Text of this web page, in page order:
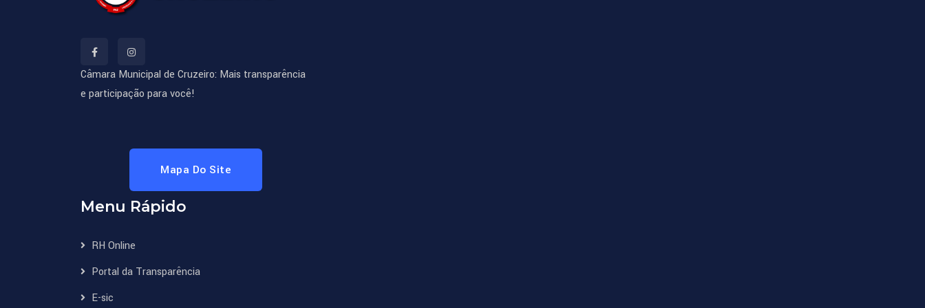
Câmara Municipal de Cruzeiro: Mais transparência
e participação para você!
Mapa Do Site
Menu Rápido
RH Online
Portal da Transparência
E-sic